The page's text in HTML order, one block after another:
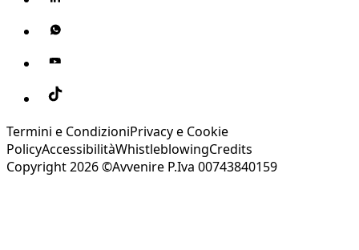
Termini e CondizioniPrivacy e Cookie
PolicyAccessibilitàWhistleblowingCredits
Copyright 2026 ©Avvenire P.Iva 00743840159